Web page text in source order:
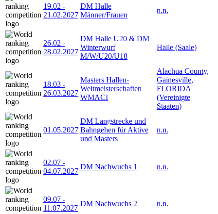
19.02 -
21.02.2027
DM Halle
Männer/Frauen
n.n.
26.02 -
28.02.2027
DM Halle U20 & DM
Winterwurf
M/W/U20/U18
Halle (Saale)
18.03 -
26.03.2027
Masters Hallen-
Weltmeisterschaften
WMACI
Alachua County,
Gainesville,
FLORIDA
(Vereinigte
Staaten)
01.05.2027
DM Langstrecke und
Bahngehen für Aktive
und Masters
n.n.
02.07 -
04.07.2027
DM Nachwuchs 1 n.n.
09.07 -
11.07.2027
DM Nachwuchs 2 n.n.